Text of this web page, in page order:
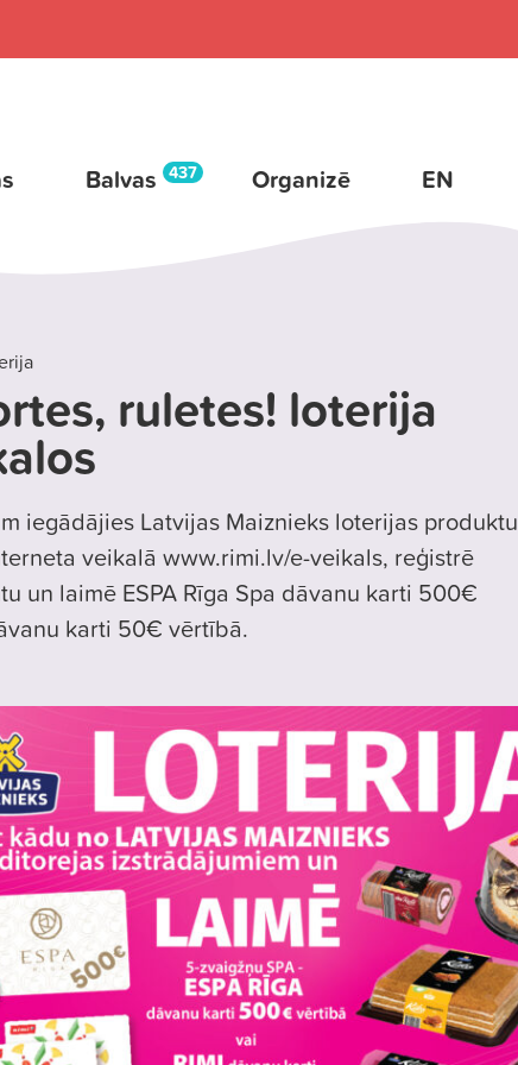
Balvas 437 Organizē EN
ruletes! loterija
iegādājies Latvijas Maiznieks loterijas produktu
veikalā www.rimi.lv/e-veikals, reģistrē
un laimē ESPA Rīga Spa dāvanu karti 500€
karti 50€ vērtībā.